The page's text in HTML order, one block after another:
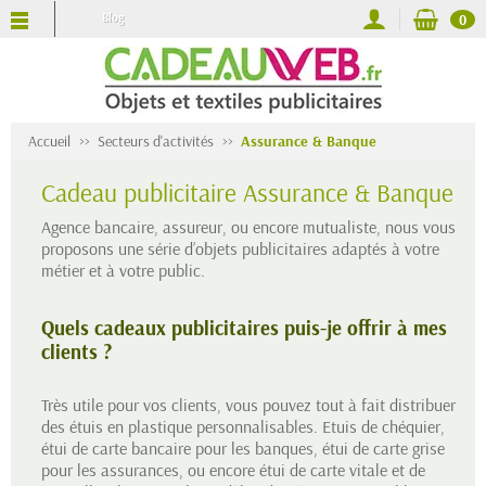
Blog 0
Accueil Secteurs d'activités Assurance & Banque
Cadeau publicitaire Assurance & Banque
Agence bancaire, assureur, ou encore mutualiste, nous vous
proposons une série d’objets publicitaires adaptés à votre
métier et à votre public.
Quels cadeaux publicitaires puis-je offrir à mes
clients ?
Très utile pour vos clients, vous pouvez tout à fait distribuer
des étuis en plastique personnalisables. Etuis de chéquier,
étui de carte bancaire pour les banques, étui de carte grise
pour les assurances, ou encore étui de carte vitale et de